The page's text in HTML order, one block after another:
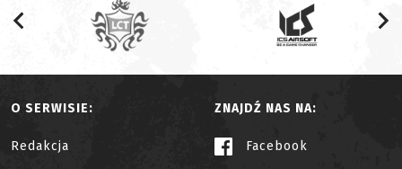
O SERWISIE:
Redakcja
ZNAJDŹ NAS NA:
Facebook